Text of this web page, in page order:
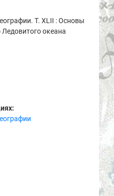
Т. XLII : Основы
Ледовитого океана